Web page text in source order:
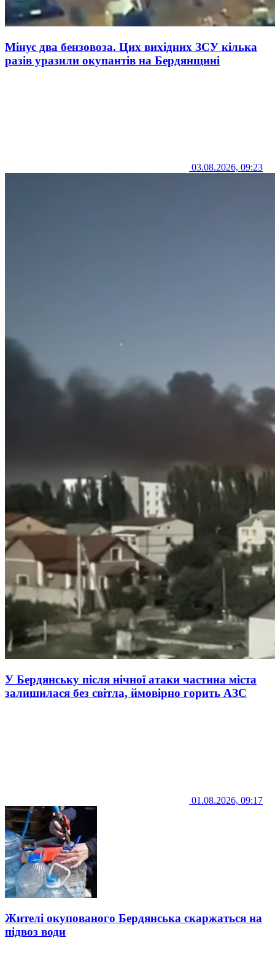
Мінус два бензовоза. Цих вихідних ЗСУ кілька
разів уразили окупантів на Бердянщині
03.08.2026, 09:23
У Бердянську після нічної атаки частина міста
залишилася без світла, ймовірно горить АЗС
01.08.2026, 09:17
Жителі окупованого Бердянська скаржаться на
підвоз води